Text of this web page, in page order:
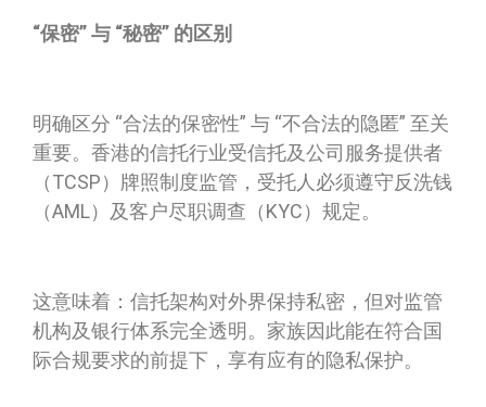
“保密” 与 “秘密” 的区别
明确区分 “合法的保密性” 与 “不合法的隐匿” 至关
重要。香港的信托行业受信托及公司服务提供者
（TCSP）牌照制度监管，受托人必须遵守反洗钱
（AML）及客户尽职调查（KYC）规定。
这意味着：信托架构对外界保持私密，但对监管
机构及银行体系完全透明。家族因此能在符合国
际合规要求的前提下，享有应有的隐私保护。